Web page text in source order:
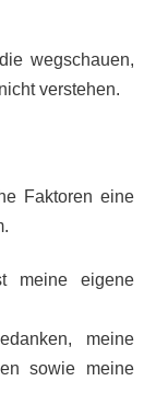
wegschauen,
verstehen.
Faktoren eine
meine eigene
meine
sowie meine